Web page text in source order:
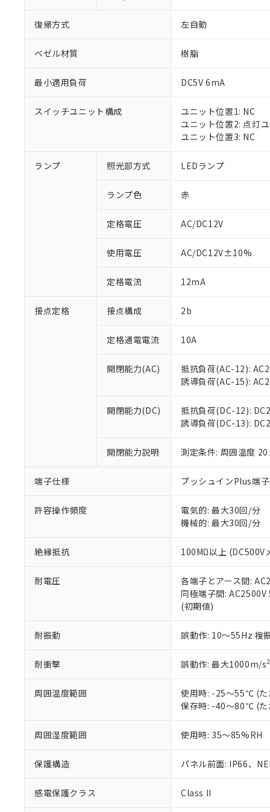
復帰方式 左自動
ベゼル材質 樹脂
最小適用負荷 DC5V 6mA
スイッチユニット構成
ユニット位置1: NC
ユニット位置2: 点灯
ユニット位置3: NC
ランプ 照光部方式 LEDランプ
ランプ色 赤
定格電圧 AC/DC12V
使用電圧 AC/DC12V±10%
定格電流 12mA
接点定格 接点構成 2b
定格通電電流 10A
開閉能力(AC)
抵抗負荷(AC-12):
誘導負荷(AC-15):
開閉能力(DC)
抵抗負荷(DC-12):
誘導負荷(DC-13):
開閉能力説明 測定条件: 周囲温度
端子仕様 プッシュインPlus端
許容操作頻度
電気的: 最大30回/分
機械的: 最大30回/分
絶縁抵抗 100MΩ以上 (DC500V
耐電圧
各端子とアース間:
同極端子間:
(初期値)
耐振動 誤動作: 10～55Hz 複
耐衝撃 誤動作: 最大1000m/s2
周囲温度範囲
使用時: -25～55℃ (た
保存時: -40～80℃ (た
周囲湿度範囲 使用時: 35～85%RH
保護構造 パネル前面: IP66、
感電保護クラス Class II
ご利用条件
以下の条件をお読
い。
正式な納期
当社販売員
オムロン制
在庫状況お
す。
マイパーツ
お客様が当
が、当社の
さい。
※当社の共同
いる法人を
※1 対応状況
調査・確認中：
非該当品：ライセ
仕入先様の事情に
があります。
但し、RoHS指令で産
※2 対応予定月
部品在庫の切り替
※3 非含有証明
下記の非含有証明
EU RoHS指令（
51物質の非含有証
※本証明書は発行
また、RoHS指令
混在することか
り割愛しておりま
※1 中国
「○」：最大均質
「×」：最大均質
*中国RoHS10物質の基
Pb(鉛) :1000ppm、
Cr(Ⅵ)(六価クロム) :
DBP(フタル酸ジブチル
DEHP(フタル酸ビス(2-
※2 環境保護使
「ｅ」：有害物質
「10」：通常の使
味します。
当社は、こ
当社は貴社
置等に一切
当社は、貴
また当社は
たしません。
号
○ 一定数
△ 一定数
－
在庫な
機器販
空
白
受注生